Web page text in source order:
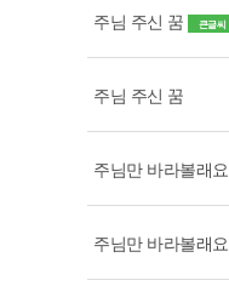
주님 주신 꿈 큰글씨
주님 주신 꿈
주님만 바라볼래요
주님만 바라볼래요